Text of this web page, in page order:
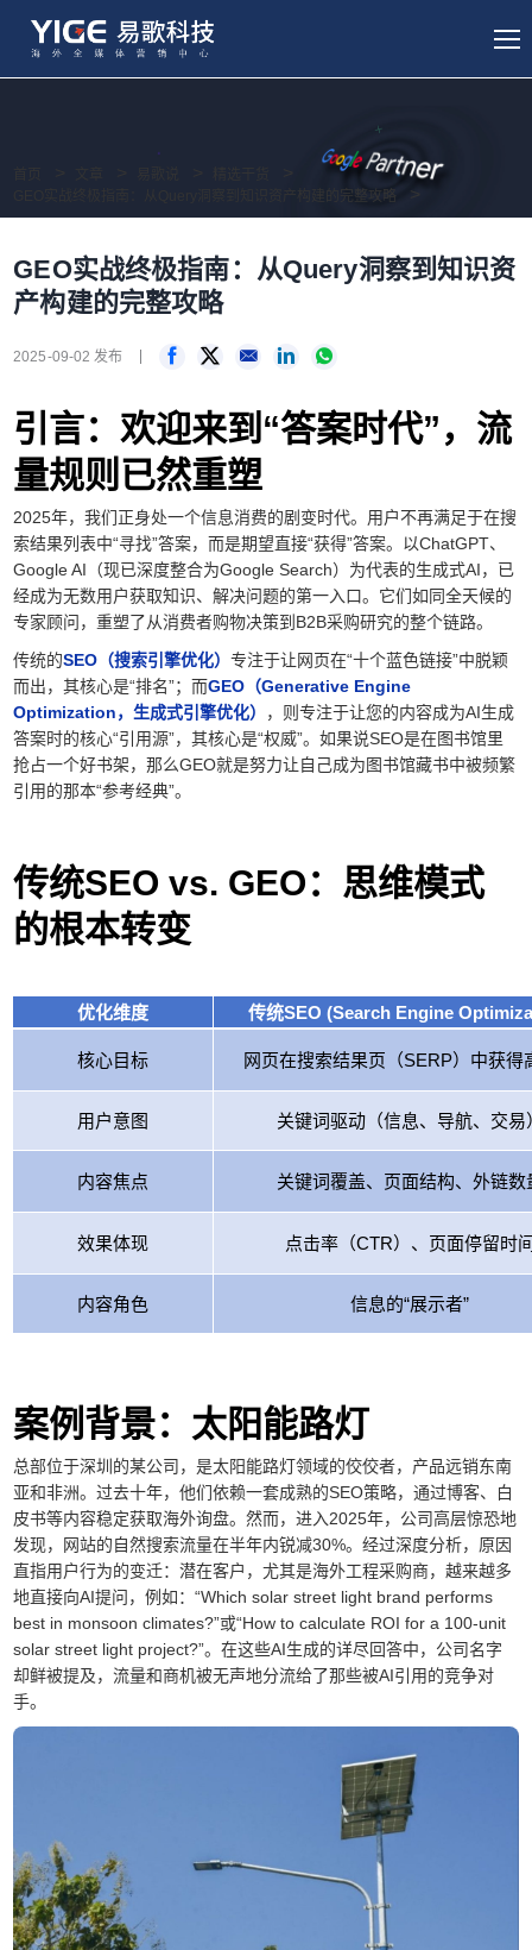
GEO实战终极指南：从Query洞察到知识资产构建的完整攻略
GEO实战终极指南：从Query洞察到知识资
产构建的完整攻略
2025-09-02 发布
引言：欢迎来到“答案时代”，流
量规则已然重塑
2025年，我们正身处一个信息消费的剧变时代。用户不再满足于在搜
索结果列表中“寻找”答案，而是期望直接“获得”答案。以ChatGPT、
Google AI（现已深度整合为Google Search）为代表的生成式AI，已
经成为无数用户获取知识、解决问题的第一入口。它们如同全天候的
专家顾问，重塑了从消费者购物决策到B2B采购研究的整个链路。
传统的SEO（搜索引擎优化）专注于让网页在“十个蓝色链接”中脱颖
而出，其核心是“排名”；而GEO（Generative Engine
Optimization，生成式引擎优化）
，则专注于让您的内容成为AI生成
答案时的核心“引用源”，其核心是“权威”。如果说SEO是在图书馆里
抢占一个好书架，那么GEO就是努力让自己成为图书馆藏书中被频繁
引用的那本“参考经典”。
传统SEO vs. GEO：思维模式
的根本转变
优化维度 传统SEO (Search Engine
核心目标 网页在搜索结果页（SERP）中获得
用户意图 关键词驱动（信息、导航、交易
内容焦点 关键词覆盖、页面结构、外链数
效果体现 点击率（CTR）、页面停留时
内容角色 信息的“展示者”
案例背景：太阳能路灯
总部位于深圳的某公司，是太阳能路灯领域的佼佼者，产品远销东南
亚和非洲。过去十年，他们依赖一套成熟的SEO策略，通过博客、白
皮书等内容稳定获取海外询盘。然而，进入2025年，公司高层惊恐地
发现，网站的自然搜索流量在半年内锐减30%。经过深度分析，原因
直指用户行为的变迁：潜在客户，尤其是海外工程采购商，越来越多
地直接向AI提问，例如：“Which solar street light brand performs
best in monsoon climates?”或“How to calculate ROI for a 100-unit
solar street light project?”。在这些AI生成的详尽回答中，公司名字
却鲜被提及，流量和商机被无声地分流给了那些被AI引用的竞争对
手。